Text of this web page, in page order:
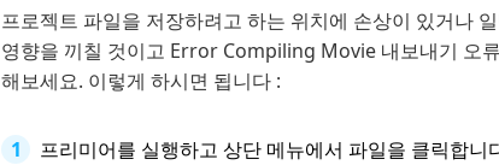
프로젝트 파일을 저장하려고 하는 위치에 손상이 있거나
영향을 끼칠 것이고 Error Compiling Movie 내보내기 오
해보세요. 이렇게 하시면 됩니다 :
프리미어를 실행하고 상단 메뉴에서 파일을 클릭합니